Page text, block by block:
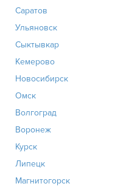
Саратов
Ульяновск
Сыктывкар
Кемерово
Новосибирск
Омск
Волгоград
Воронеж
Курск
Липецк
Магнитогорск